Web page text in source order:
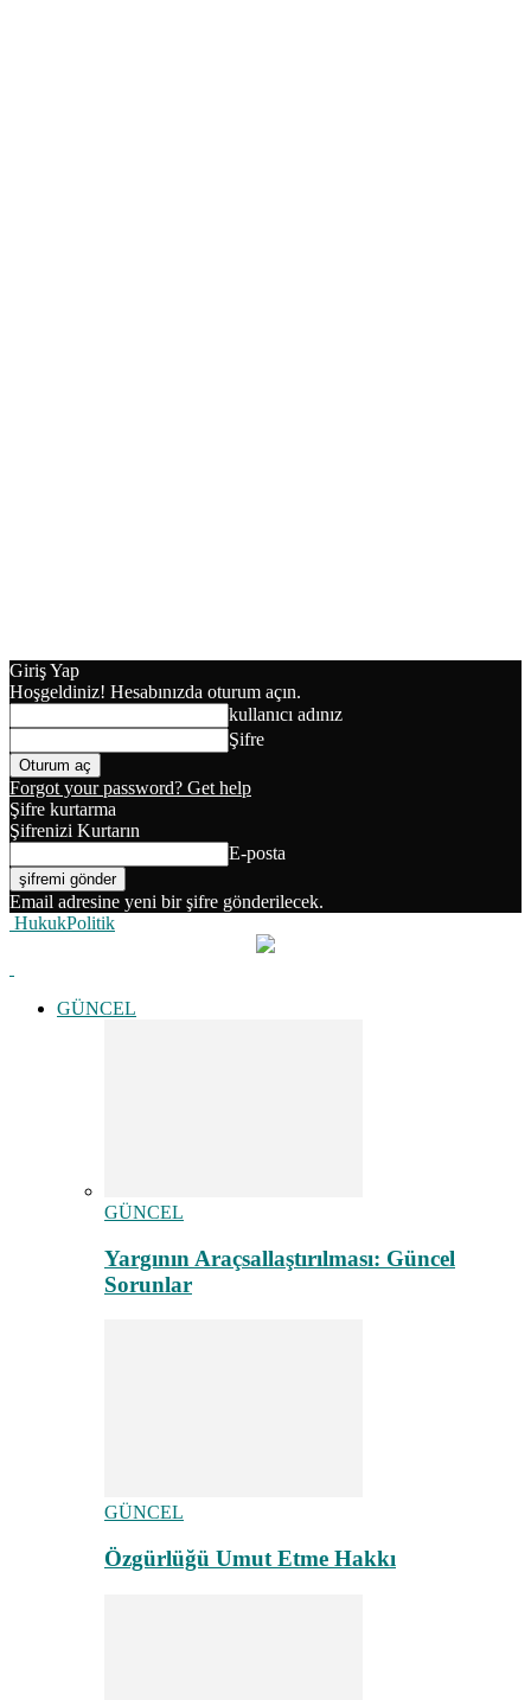
Giriş Yap
Hoşgeldiniz! Hesabınızda oturum açın.
kullanıcı adınız
Şifre
Forgot your password? Get help
Şifre kurtarma
Şifrenizi Kurtarın
E-posta
Email adresine yeni bir şifre gönderilecek.
HukukPolitik
GÜNCEL
GÜNCEL
Yargının Araçsallaştırılması: Güncel
Sorunlar
GÜNCEL
Özgürlüğü Umut Etme Hakkı